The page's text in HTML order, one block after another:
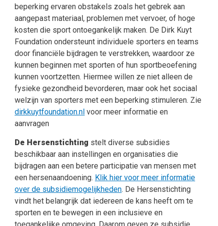
beperking ervaren obstakels zoals het gebrek aan
aangepast materiaal, problemen met vervoer, of hoge
kosten die sport ontoegankelijk maken. De Dirk Kuyt
Foundation ondersteunt individuele sporters en teams
door financiële bijdragen te verstrekken, waardoor ze
kunnen beginnen met sporten of hun sportbeoefening
kunnen voortzetten. Hiermee willen ze niet alleen de
fysieke gezondheid bevorderen, maar ook het sociaal
welzijn van sporters met een beperking stimuleren. Zie
dirkkuytfoundation.nl voor meer informatie en
aanvragen
De Hersenstichting stelt diverse subsidies
beschikbaar aan instellingen en organisaties die
bijdragen aan een betere participatie van mensen met
een hersenaandoening. Klik hier voor meer informatie
over de subsidiemogelijkheden. De Hersenstichting
vindt het belangrijk dat iedereen de kans heeft om te
sporten en te bewegen in een inclusieve en